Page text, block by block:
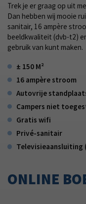
Trek je er graag op uit
Dan hebben wij mooie
sanitair, 16 ampère
beeldkwaliteit (dvb-t2)
gebruik van kunt maken.
± 150 M²
16 ampère stroom
Autovrije
Campers niet
Gratis wifi
Privé-sanitair
ONLINE